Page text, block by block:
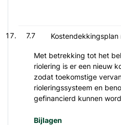
7.7 Kostendekkingsplan
Met betrekking tot het
riolering is er een nieuw
zodat toekomstige
rioleringssysteem en
gefinancierd kunnen
Bijlagen